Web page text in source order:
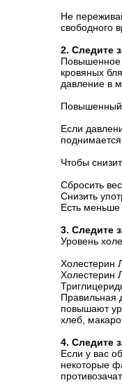
Не
свободного
2. Следите
Повышенное
кровяных
давление в
Повышенный
Если
Чтобы
Сбросить
Снизить
Есть меньше
3. Следите
Уровень
Холестерин
Холестерин
Правильная
повышают
хлеб,
4. Следите
Если у вас
некоторые